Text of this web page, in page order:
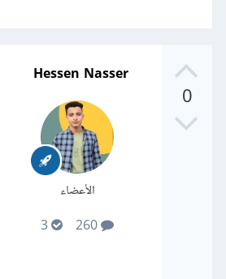
0
Hessen Nasser
الأعضاء